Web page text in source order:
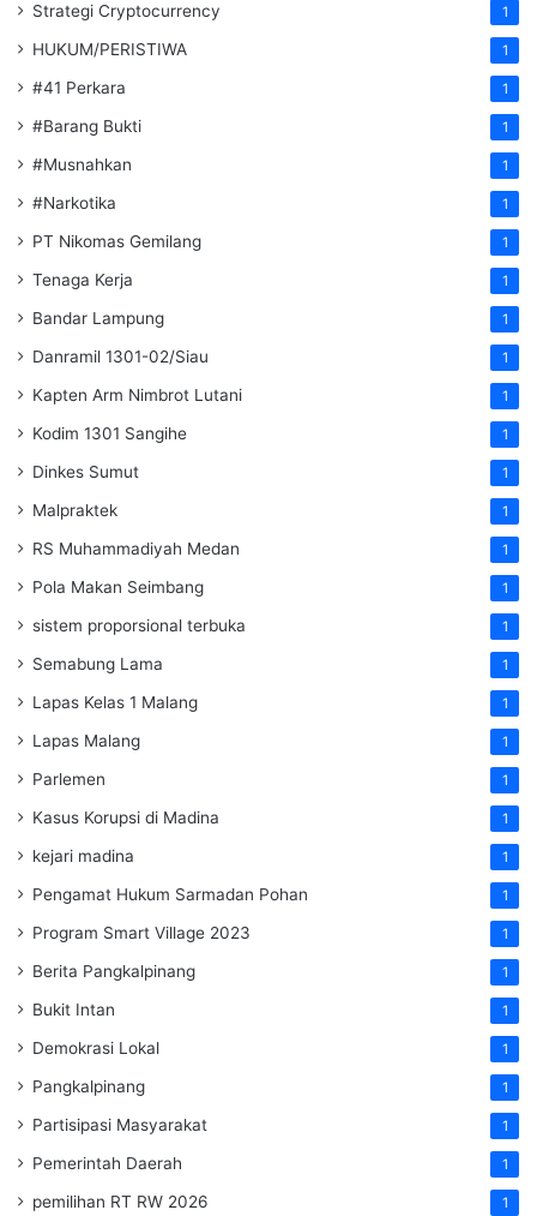
Strategi Cryptocurrency 1
HUKUM/PERISTIWA 1
#41 Perkara 1
#Barang Bukti 1
#Musnahkan 1
#Narkotika 1
PT Nikomas Gemilang 1
Tenaga Kerja 1
Bandar Lampung 1
Danramil 1301-02/Siau 1
Kapten Arm Nimbrot Lutani 1
Kodim 1301 Sangihe 1
Dinkes Sumut 1
Malpraktek 1
RS Muhammadiyah Medan 1
Pola Makan Seimbang 1
sistem proporsional terbuka 1
Semabung Lama 1
Lapas Kelas 1 Malang 1
Lapas Malang 1
Parlemen 1
Kasus Korupsi di Madina 1
kejari madina 1
Pengamat Hukum Sarmadan Pohan 1
Program Smart Village 2023 1
Berita Pangkalpinang 1
Bukit Intan 1
Demokrasi Lokal 1
Pangkalpinang 1
Partisipasi Masyarakat 1
Pemerintah Daerah 1
pemilihan RT RW 2026 1